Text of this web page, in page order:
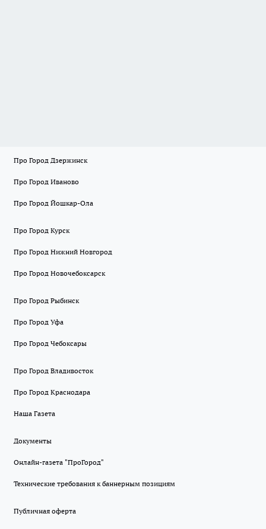
Про Город Дзержинск
Про Город Иваново
Про Город Йошкар-Ола
Про Город Курск
Про Город Нижний Новгород
Про Город Новочебоксарск
Про Город Рыбинск
Про Город Уфа
Про Город Чебоксары
Про Город Владивосток
Про Город Краснодара
Наша Газета
Документы
Онлайн-газета "ПроГород"
Технические требования к баннерным позициям
Публичная оферта